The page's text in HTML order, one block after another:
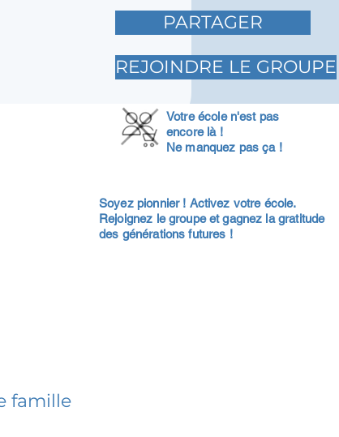
PARTAGER
REJOINDRE LE GROUPE
Votre école n'est pas
encore là !
Ne manquez pas ça !
Soyez pionnier ! Activez votre école.
Rejoignez le groupe et gagnez la gratitude
des générations futures !
famille